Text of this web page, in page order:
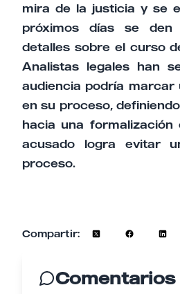
mira de la justicia y se
próximos días se
detalles sobre el curso
Analistas legales han
audiencia podría marcar
en su proceso,
hacia una
acusado logra evitar
proceso.
Compartir:
Comentarios